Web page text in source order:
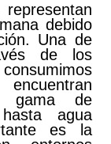
debido
Una de
de los
gama de
agua
es la